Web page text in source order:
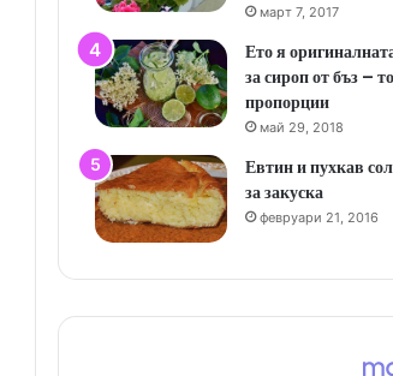
март 7, 2017
Ето я
за сироп от бъз –
пропорции
май 29, 2018
Евтин и пухкав
за закуска
февруари 21, 2016